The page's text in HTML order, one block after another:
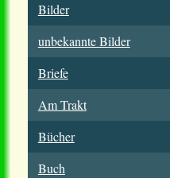
Bilder
unbekannte Bilder
Briefe
Am Trakt
Bücher
Buch